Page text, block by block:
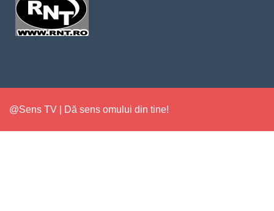
@Sens TV | Dă sens omului din tine!